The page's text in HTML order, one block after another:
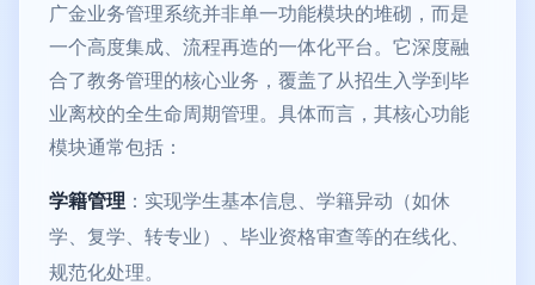
广金业务管理系统并非单一功能模块的堆砌，而是
一个高度集成、流程再造的一体化平台。它深度融
合了教务管理的核心业务，覆盖了从招生入学到毕
业离校的全生命周期管理。具体而言，其核心功能
模块通常包括：
学籍管理 ：实现学生基本信息、学籍异动（如休
学、复学、转专业）、毕业资格审查等的在线化、
规范化处理。